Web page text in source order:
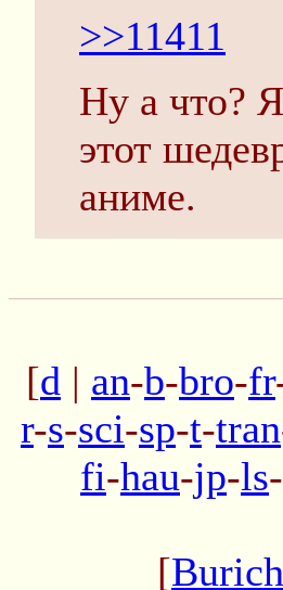
>>11411
Ну а что?
этот
аниме.
[d | an-b-bro-fr
r-s-sci-sp-t-tran
fi-hau-jp-ls-
[